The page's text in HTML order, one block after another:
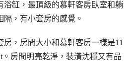
浴缸，最頂級的慕軒客房臥室和躺
，有小套房的感覺。
，房間大小和慕軒客房一樣是11
。房間明亮乾淨，裝潢沈穩又有品